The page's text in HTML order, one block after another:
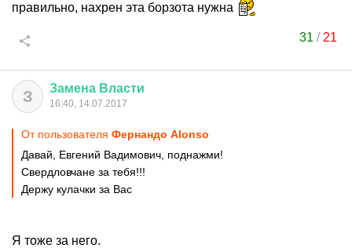
правильно, нахрен эта борзота нужна
31 / 21
З Замена Власти
16:40, 14.07.2017
От пользователя Фернандо Alonso
Давай, Евгений Вадимович, поднажми!
Свердловчане за тебя!!!
Держу кулачки за Вас
Я тоже за него.